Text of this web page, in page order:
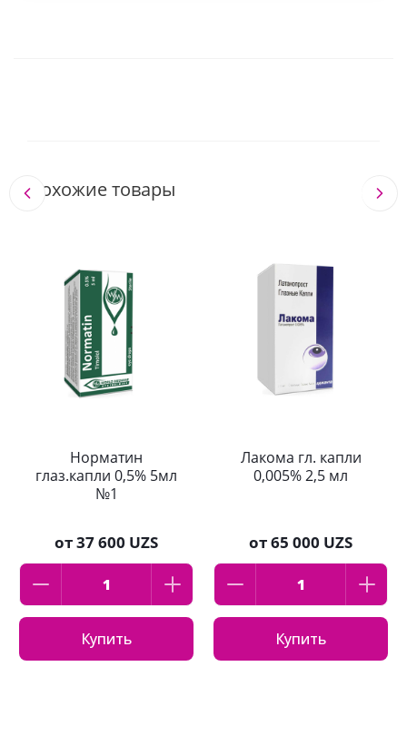
Похожие товары
Норматин
глаз.капли 0,5% 5мл
№1
от37 600 UZS
Купить
Лакома гл. капли
0,005% 2,5 мл
от65 000 UZS
Купить